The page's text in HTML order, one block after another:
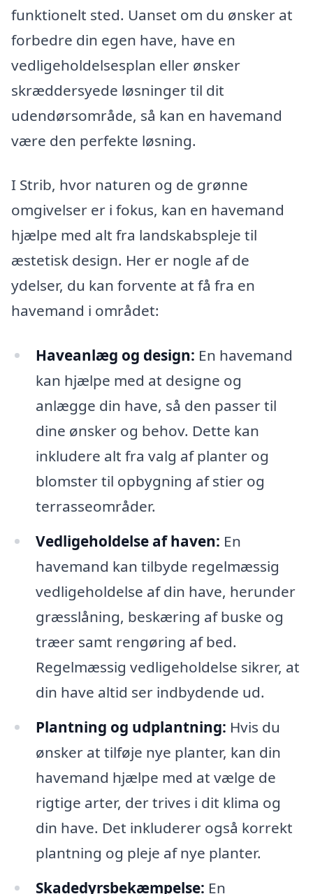
funktionelt sted. Uanset om du ønsker at
forbedre din egen have, have en
vedligeholdelsesplan eller ønsker
skræddersyede løsninger til dit
udendørsområde, så kan en havemand
være den perfekte løsning.
I Strib, hvor naturen og de grønne
omgivelser er i fokus, kan en havemand
hjælpe med alt fra landskabspleje til
æstetisk design. Her er nogle af de
ydelser, du kan forvente at få fra en
havemand i området:
Haveanlæg og design: En havemand
kan hjælpe med at designe og
anlægge din have, så den passer til
dine ønsker og behov. Dette kan
inkludere alt fra valg af planter og
blomster til opbygning af stier og
terrasseområder.
Vedligeholdelse af haven: En
havemand kan tilbyde regelmæssig
vedligeholdelse af din have, herunder
græsslåning, beskæring af buske og
træer samt rengøring af bed.
Regelmæssig vedligeholdelse sikrer, at
din have altid ser indbydende ud.
Plantning og udplantning: Hvis du
ønsker at tilføje nye planter, kan din
havemand hjælpe med at vælge de
rigtige arter, der trives i dit klima og
din have. Det inkluderer også korrekt
plantning og pleje af nye planter.
Skadedyrsbekæmpelse: En